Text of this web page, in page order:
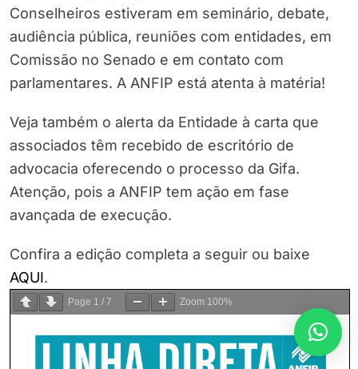
Conselheiros estiveram em seminário, debate,
audiência pública, reuniões com entidades, em
Comissão no Senado e em contato com
parlamentares. A ANFIP está atenta à matéria!
Veja também o alerta da Entidade à carta que
associados têm recebido de escritório de
advocacia oferecendo o processo da Gifa.
Atenção, pois a ANFIP tem ação em fase
avançada de execução.
Confira a edição completa a seguir ou baixe
AQUI.
Page 1 / 7 Zoom 100%